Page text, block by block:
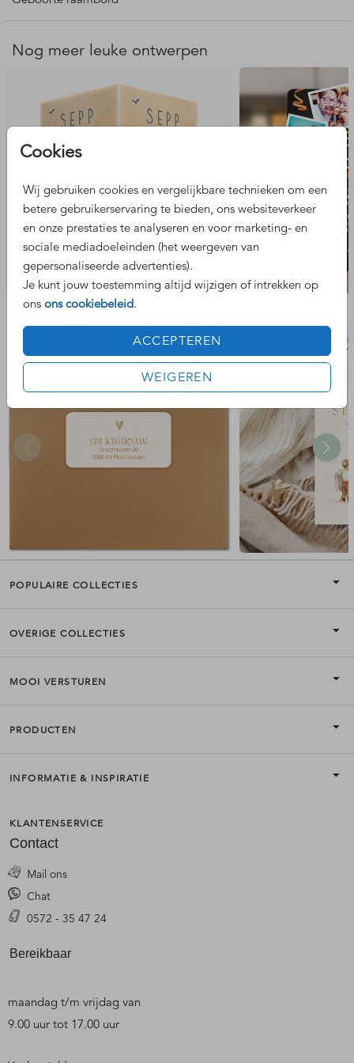
Cookies
Wij gebruiken cookies en vergelijkbare technieken om een
betere gebruikerservaring te bieden, ons websiteverkeer
en onze prestaties te analyseren en voor marketing- en
sociale mediadoeleinden (het weergeven van
gepersonaliseerde advertenties).
Je kunt jouw toestemming altijd wijzigen of intrekken op
ons ons cookiebeleid.
ACCEPTEREN
WEIGEREN
Onze geboorteborden zijn verkrijgbaar in verschillende
formaten en door ons om te zetten naar het gewenste
formaat. Enkel, dubbel, staand of vierkant wij passen het
voor je aan. Stuur ons een e-mail met jouw wensen en wij
gaan voor jou aan de slag.
Let op: Het raambord wordt als groot pakket verzonden en
bezorgdienst overgedragen. Indien je een gecombineerde
bestelling hebt met kaarten en een raambord dan worden
deze los van elkaar geleverd.
Nog meer leuke ontwerpen
Bekijk de complete set
POPULAIRE COLLECTIES
OVERIGE COLLECTIES
MOOI VERSTUREN
PRODUCTEN
INFORMATIE & INSPIRATIE
KLANTENSERVICE
Contact
Mail ons
Chat
0572 - 35 47 24
Bereikbaar
maandag t/m vrijdag van
9.00 uur tot 17.00 uur